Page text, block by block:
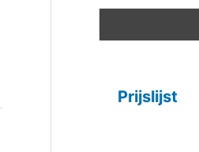
Prijslijst